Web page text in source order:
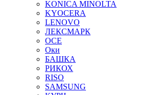
KONICA MINOLTA
KYOCERA
LENOVO
ЛЕКСМАРК
OCE
Оки
БАШКА
РИКОХ
RISO
SAMSUNG